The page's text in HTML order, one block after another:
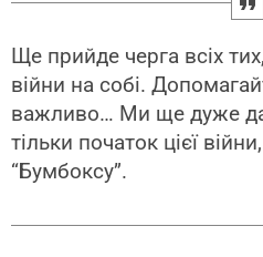
Ще прийде черга всіх
війни на собі.
важливо… Ми ще дуже
тільки початок цієї
“Бумбоксу”.